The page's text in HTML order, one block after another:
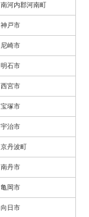
南河内郡河南町
神戸市
尼崎市
明石市
西宮市
宝塚市
宇治市
京丹波町
南丹市
亀岡市
向日市